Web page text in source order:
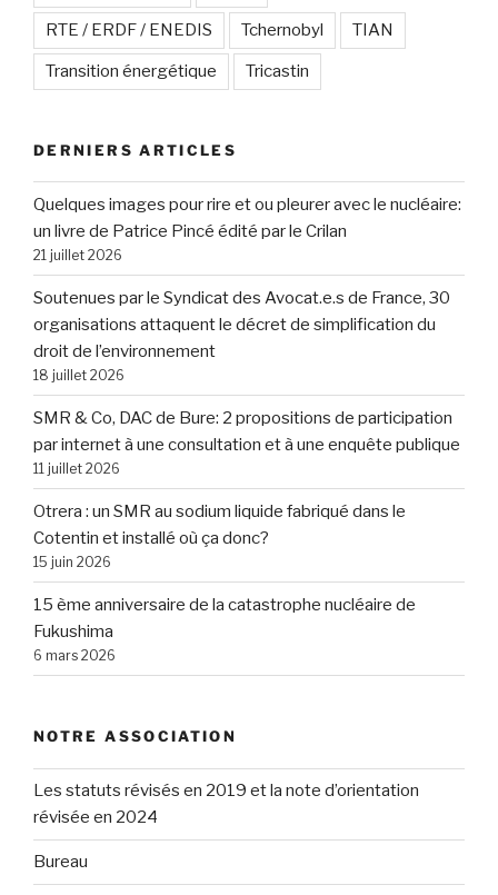
RTE / ERDF / ENEDIS Tchernobyl TIAN
Transition énergétique Tricastin
DERNIERS ARTICLES
Quelques images pour rire et ou pleurer avec le nucléaire:
un livre de Patrice Pincé édité par le Crilan
21 juillet 2026
Soutenues par le Syndicat des Avocat.e.s de France, 30
organisations attaquent le décret de simplification du
droit de l’environnement
18 juillet 2026
SMR & Co, DAC de Bure: 2 propositions de participation
par internet à une consultation et à une enquête publique
11 juillet 2026
Otrera : un SMR au sodium liquide fabriqué dans le
Cotentin et installé où ça donc?
15 juin 2026
15 ème anniversaire de la catastrophe nucléaire de
Fukushima
6 mars 2026
NOTRE ASSOCIATION
Les statuts révisés en 2019 et la note d’orientation
révisée en 2024
Bureau